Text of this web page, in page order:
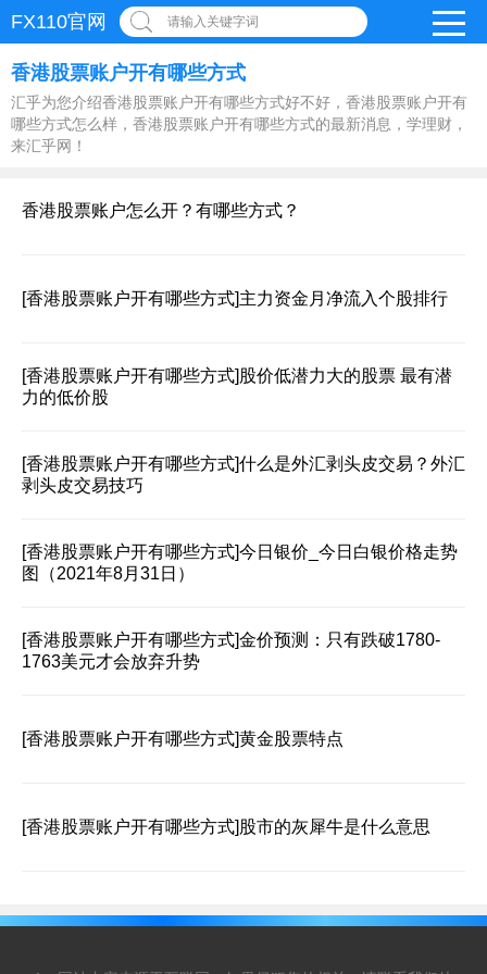
FX110官网 请输入关键字词
香港股票账户开有哪些方式
汇乎为您介绍香港股票账户开有哪些方式好不好，香港股票账户开有
哪些方式怎么样，香港股票账户开有哪些方式的最新消息，学理财，
来汇乎网！
香港股票账户怎么开？有哪些方式？
[香港股票账户开有哪些方式]主力资金月净流入个股排行
[香港股票账户开有哪些方式] 股价低潜力大的股票 最有潜
力的低价股
[香港股票账户开有哪些方式]什么是外汇剥头皮交易？外汇
剥头皮交易技巧
[香港股票账户开有哪些方式]今日银价_今日白银价格走势
图（2021年8月31日）
[香港股票账户开有哪些方式]金价预测：只有跌破1780-
1763美元才会放弃升势
[香港股票账户开有哪些方式]黄金股票特点
[香港股票账户开有哪些方式] 股市的灰犀牛是什么意思